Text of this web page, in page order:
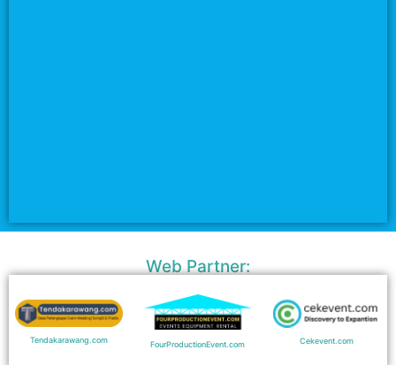
Web Partner:
Tendakarawang.com FourProductionEvent.com Cekevent.com